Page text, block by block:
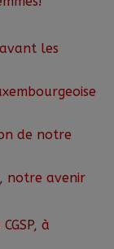
les
de notre
notre avenir
à